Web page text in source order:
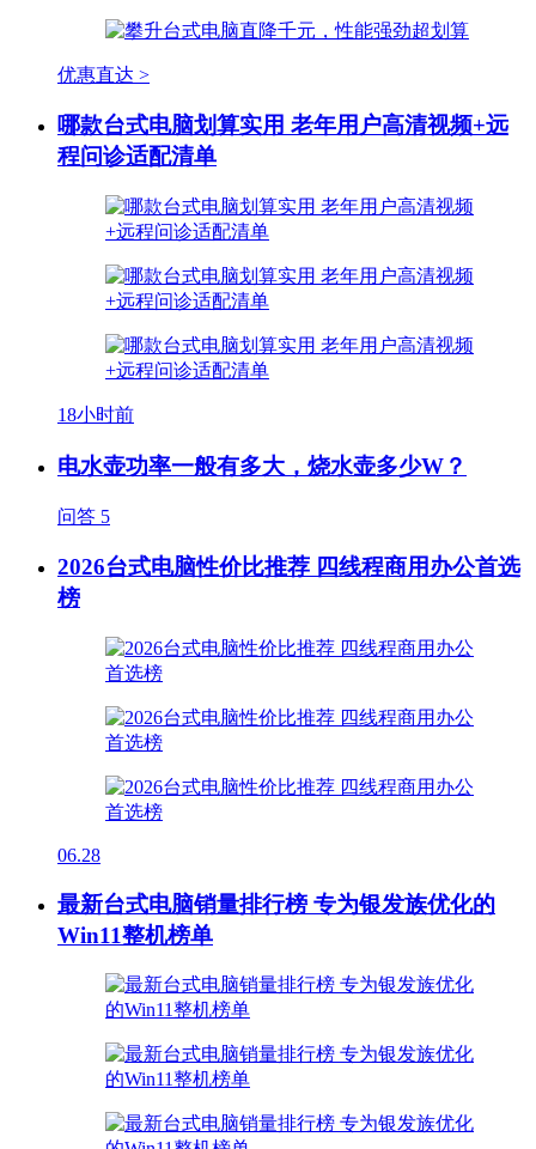
优惠直达 >
哪款台式电脑划算实用 老年用户高清视频+远
程问诊适配清单
18小时前
电水壶功率一般有多大，烧水壶多少W？
问答 5
2026台式电脑性价比推荐 四线程商用办公首选
榜
06.28
最新台式电脑销量排行榜 专为银发族优化的
Win11整机榜单